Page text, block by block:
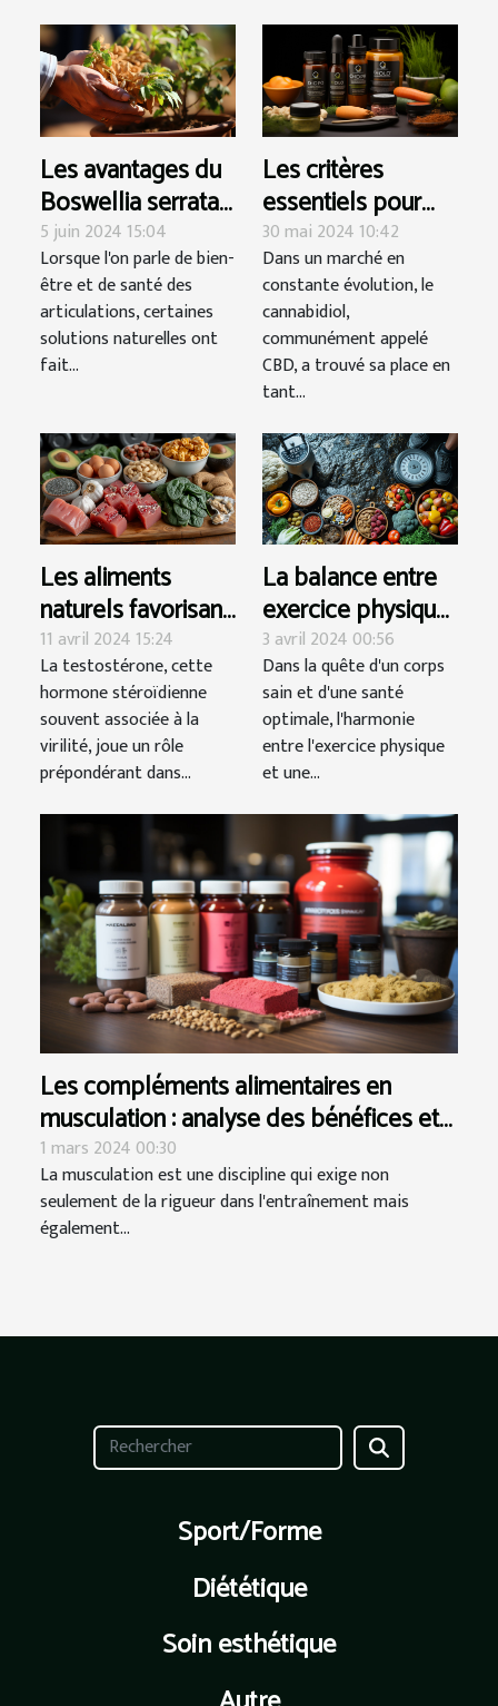
Les avantages du
Boswellia serrata
pour la flexibilité
articulaire
5 juin 2024 15:04
Lorsque l'on parle de bien-
être et de santé des
articulations, certaines
solutions naturelles ont
fait...
Les critères
essentiels pour
évaluer la qualité
et la fiabilité des
fournisseurs de
CBD en ligne
30 mai 2024 10:42
Dans un marché en
constante évolution, le
cannabidiol,
communément appelé
CBD, a trouvé sa place en
tant...
Les aliments
naturels favorisant
la production de
testostérone chez
les hommes
11 avril 2024 15:24
La testostérone, cette
hormone stéroïdienne
souvent associée à la
virilité, joue un rôle
prépondérant dans...
La balance entre
exercice physique
et nutrition : clés
pour optimiser la
perte de poids
3 avril 2024 00:56
Dans la quête d'un corps
sain et d'une santé
optimale, l'harmonie
entre l'exercice physique
et une...
Les compléments alimentaires en
musculation : analyse des bénéfices et
risques potentiels
1 mars 2024 00:30
La musculation est une discipline qui exige non
seulement de la rigueur dans l'entraînement mais
également...
Sport/Forme
Diététique
Soin esthétique